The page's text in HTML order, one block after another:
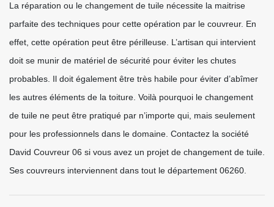
La réparation ou le changement de tuile nécessite la maitrise
parfaite des techniques pour cette opération par le couvreur. En
effet, cette opération peut être périlleuse. L’artisan qui intervient
doit se munir de matériel de sécurité pour éviter les chutes
probables. Il doit également être très habile pour éviter d’abîmer
les autres éléments de la toiture. Voilà pourquoi le changement
de tuile ne peut être pratiqué par n’importe qui, mais seulement
pour les professionnels dans le domaine. Contactez la société
David Couvreur 06 si vous avez un projet de changement de tuile.
Ses couvreurs interviennent dans tout le département 06260.